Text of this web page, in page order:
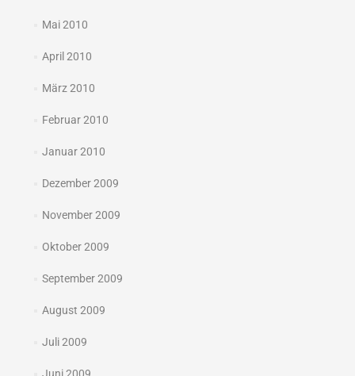
Mai 2010
April 2010
März 2010
Februar 2010
Januar 2010
Dezember 2009
November 2009
Oktober 2009
September 2009
August 2009
Juli 2009